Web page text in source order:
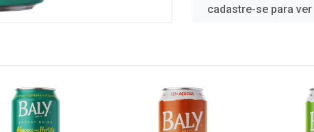
cadastre-se para